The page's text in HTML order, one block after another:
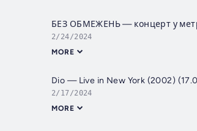
БЕЗ ОБМЕЖЕНЬ — концерт у
2/24/2024
MORE
Dio — Live in New York (2002)
2/17/2024
MORE